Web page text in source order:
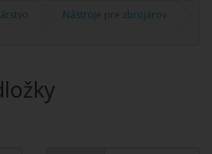
Nástroje pre zbrojárov